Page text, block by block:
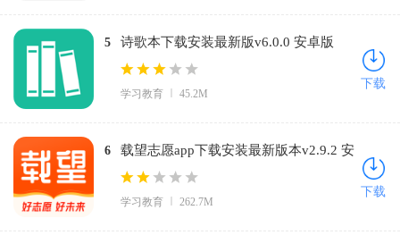
5 诗歌本下载安装最新版v6.0.0 安卓版
学习教育 45.2M
下载
6
载望志愿app下载安装最新版本v2.9.2 安
卓版
学习教育 262.7M
下载